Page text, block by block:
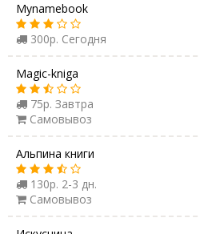
Mynamebook
300р. Сегодня
Magic-kniga
75р. Завтра
Самовывоз
Альпина книги
130р. 2-3 дн.
Самовывоз